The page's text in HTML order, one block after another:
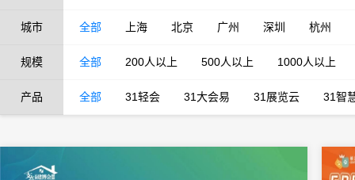
城市 全部 上海 北京 广州 深圳 杭州
规模 全部 200人以上 500人以上 1000人以上
产品 全部 31轻会 31大会易 31展览云 31智